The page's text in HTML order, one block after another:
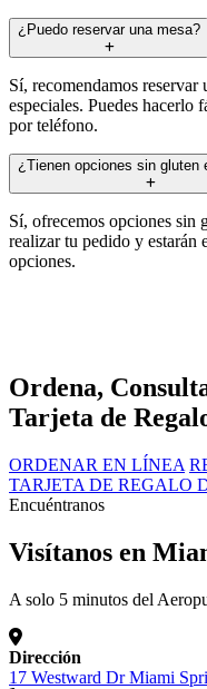
¿Puedo reservar una mesa?
Sí, recomendamos reservar
especiales. Puedes hacerlo
por teléfono.
¿Tienen opciones sin gluten
Sí, ofrecemos opciones sin
realizar tu pedido y estarán
opciones.
Ordena,
Tarjeta de
ORDENAR EN LÍNEA
TARJETA DE REGALO
Encuéntranos
Visítanos en
A solo 5 minutos del
Dirección
17 Westward Dr Miami